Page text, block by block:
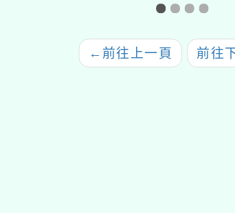
← 前往上一頁 前往